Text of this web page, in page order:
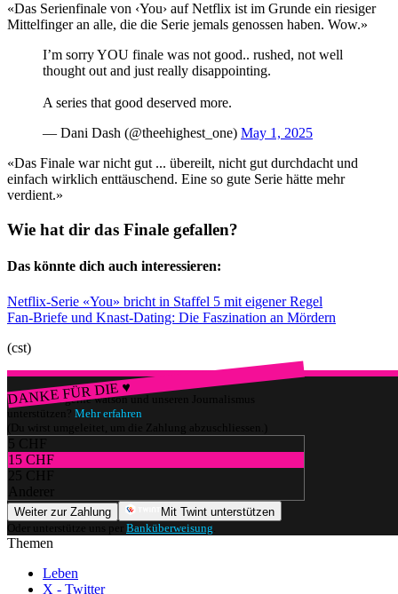
«Das Serienfinale von ‹You› auf Netflix ist im Grunde ein riesiger
Mittelfinger an alle, die die Serie jemals genossen haben. Wow.»
I’m sorry YOU finale was not good.. rushed, not well
thought out and just really disappointing.
A series that good deserved more.
— Dani Dash (@theehighest_one) May 1, 2025
«Das Finale war nicht gut ... übereilt, nicht gut durchdacht und
einfach wirklich enttäuschend. Eine so gute Serie hätte mehr
verdient.»
Wie hat dir das Finale gefallen?
Das könnte dich auch interessieren:
Netflix-Serie «You» bricht in Staffel 5 mit eigener Regel
Fan-Briefe und Knast-Dating: Die Faszination an Mördern
(cst)
DANKE FÜR DIE ♥
Würdest du gerne watson und unseren Journalismus
unterstützen? Mehr erfahren
(Du wirst umgeleitet, um die Zahlung abzuschliessen.)
5 CHF
15 CHF
25 CHF
Anderer
Weiter zur Zahlung
Mit Twint unterstützen
Oder unterstütze uns per Banküberweisung
Themen
Leben
X - Twitter